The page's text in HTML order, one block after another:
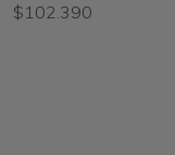
$102.390